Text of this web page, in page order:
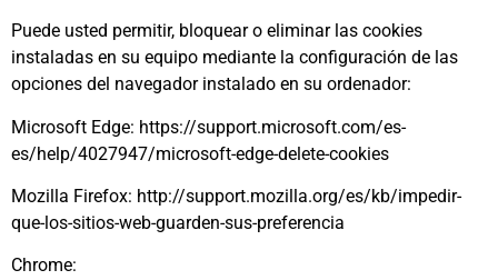
Puede usted permitir, bloquear o eliminar las cookies
instaladas en su equipo mediante la configuración de las
opciones del navegador instalado en su ordenador:
Microsoft Edge: https://support.microsoft.com/es-
es/help/4027947/microsoft-edge-delete-cookies
Mozilla Firefox: http://support.mozilla.org/es/kb/impedir-
que-los-sitios-web-guarden-sus-preferencia
Chrome: